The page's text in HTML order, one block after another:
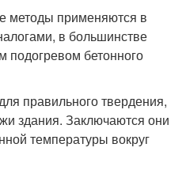
методы применяются в
в большинстве
подогревом бетонного
правильного твердения,
здания. Заключаются они
температуры вокруг